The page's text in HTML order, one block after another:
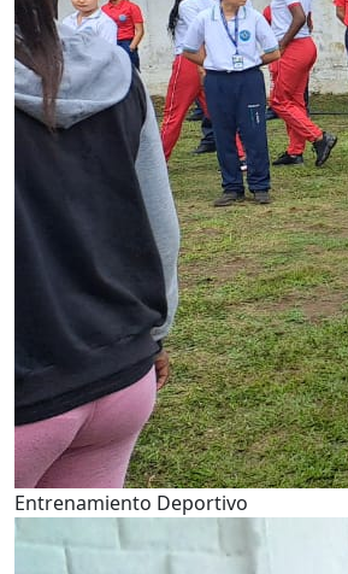
Entrenamiento Deportivo